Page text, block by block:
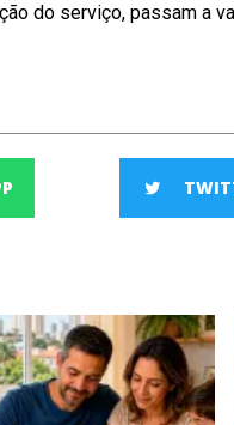
do serviço, passam a